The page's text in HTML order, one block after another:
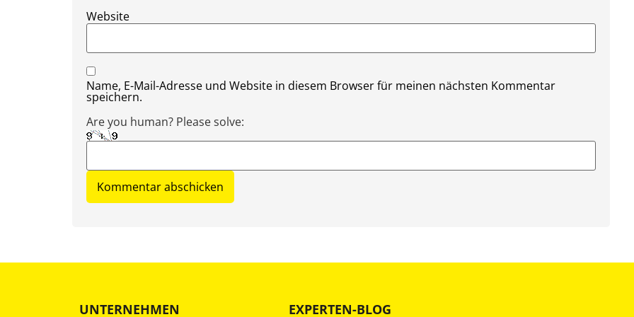
Website
Name, E-Mail-Adresse und Website in diesem Browser für meinen nächsten Kommentar
speichern.
Are you human? Please solve:
UNTERNEHMEN EXPERTEN-BLOG